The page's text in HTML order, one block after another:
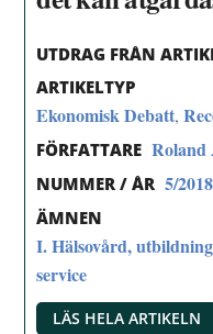
UTDRAG FRÅN
ARTIKELTYP
Ekonomisk Debatt,
FÖRFATTARE Roland
NUMMER / ÅR 5/
ÄMNEN
I. Hälsovård,
service
LÄS HELA ARTIKELN